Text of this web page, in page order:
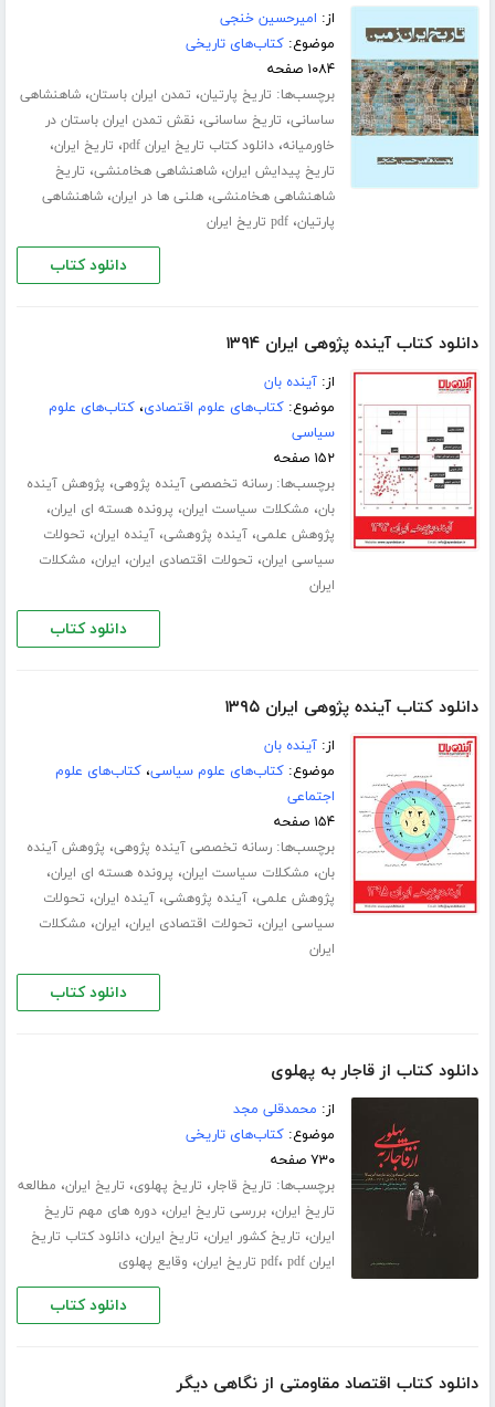
از: امیرحسین خنجی
موضوع:کتاب‌های تاریخی
۱۰۸۴ صفحه
برچسب‌ها: تاریخ پارتیان، تمدن ایران باستان،شاهنشاهی
ساسانی، تاریخ ساسانی،نقش تمدن ایران باستان در
خاورمیانه،دانلود کتاب تاریخ ایران pdf ، تاریخ ایران،
تاریخ پیدایش ایران،شاهنشاهی هخامنشی، تاریخ
شاهنشاهی هخامنشی،هلنی ها در ایران،شاهنشاهی
پارتیان،pdf تاریخ ایران
دانلود کتاب
دانلود کتاب آینده پژوهی ایران ۱۳۹۴
از:آینده بان
موضوع:کتاب‌های علوم اقتصادی،کتاب‌های علوم
سیاسی
۱۵۲ صفحه
برچسب‌ها:رسانه تخصصی آینده پژوهی، پژوهش آینده
بان، مشکلات سیاست ایران، پرونده هسته ای ایران،
پژوهش علمی،آینده پژوهشی،آینده ایران، تحولات
سیاسی ایران، تحولات اقتصادی ایران، ایران، مشکلات
ایران
دانلود کتاب
دانلود کتاب آینده پژوهی ایران ۱۳۹۵
از:آینده بان
موضوع:کتاب‌های علوم سیاسی،کتاب‌های علوم
اجتماعی
۱۵۴ صفحه
برچسب‌ها:رسانه تخصصی آینده پژوهی، پژوهش آینده
بان، مشکلات سیاست ایران، پرونده هسته ای ایران،
پژوهش علمی،آینده پژوهشی،آینده ایران، تحولات
سیاسی ایران، تحولات اقتصادی ایران، ایران، مشکلات
ایران
دانلود کتاب
دانلود کتاب از قاجار به پهلوی
از: محمدقلی مجد
موضوع:کتاب‌های تاریخی
۷۳۰ صفحه
برچسب‌ها: تاریخ قاجار، تاریخ پهلوی، تاریخ ایران، مطالعه
تاریخ ایران،بررسی تاریخ ایران،دوره های مهم تاریخ
ایران، تاریخ کشور ایران، تاریخ ایران،دانلود کتاب تاریخ
ایران pdf
، pdf تاریخ ایران ، وقایع پهلوی
دانلود کتاب
دانلود کتاب اقتصاد مقاومتی از نگاهی دیگر